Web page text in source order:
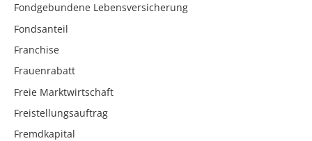
Fondgebundene Lebensversicherung
Fondsanteil
Franchise
Frauenrabatt
Freie Marktwirtschaft
Freistellungsauftrag
Fremdkapital